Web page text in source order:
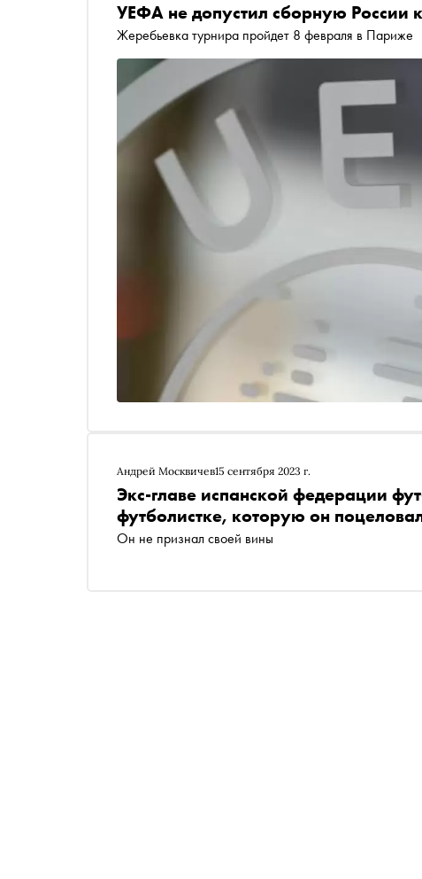
УЕФА не допустил сборную России
Жеребьевка турнира пройдет 8 февраля в Париже
Андрей Москвичев15 сентября 2023 г.
Экс-главе испанской федерации
футболистке, которую он
Он не признал своей вины